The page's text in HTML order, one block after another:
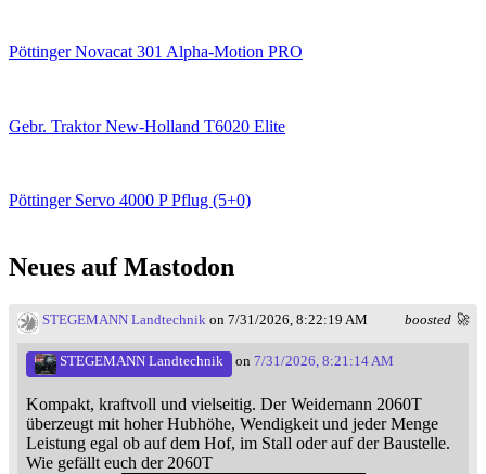
Pöttinger Novacat 301 Alpha-Motion PRO
Gebr. Traktor New-Holland T6020 Elite
Pöttinger Servo 4000 P Pflug (5+0)
Neues auf Mastodon
boosted 🚀
STEGEMANN Landtechnik on 7/31/2026, 8:22:19 AM
STEGEMANN Landtechnik on 7/31/2026, 8:21:14 AM
Kompakt, kraftvoll und vielseitig. Der Weidemann 2060T
überzeugt mit hoher Hubhöhe, Wendigkeit und jeder Menge
Leistung egal ob auf dem Hof, im Stall oder auf der Baustelle.
Wie gefällt euch der 2060T